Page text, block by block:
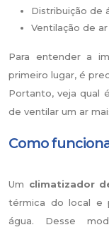
Distribuição de
Ventilação de
Para entender a
primeiro lugar, é
Portanto, veja qual
de ventilar um ar
Como
Um climatizador
térmica do local e
água. Desse